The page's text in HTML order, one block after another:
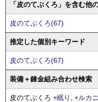
「皮のてぶくろ」を含む他
皮のてぶくろ(67)
推定した個別キーワード
皮のてぶくろ(67)
装備＋錬金組み合わせ検索
皮のてぶくろ +眠り , +ルカニ